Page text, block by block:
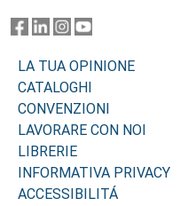
LA TUA OPINIONE
CATALOGHI
CONVENZIONI
LAVORARE CON NOI
LIBRERIE
INFORMATIVA PRIVACY
ACCESSIBILITÁ